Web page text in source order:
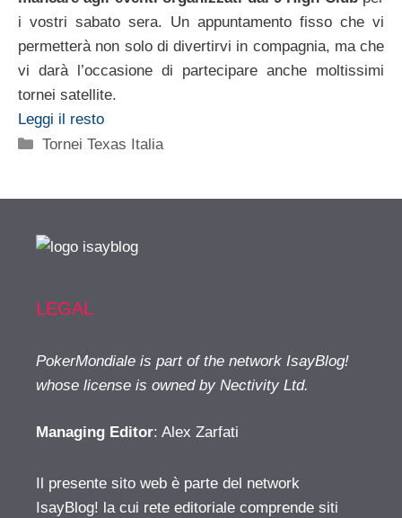
i vostri sabato sera. Un appuntamento fisso che vi
permetterà non solo di divertirvi in compagnia, ma che
vi darà l’occasione di partecipare anche moltissimi
tornei satellite.
Leggi il resto
Categorie
Tornei Texas Italia
LEGAL
PokerMondiale is part of the network IsayBlog!
whose license is owned by Nectivity Ltd.
Managing Editor: Alex Zarfati
Il presente sito web è parte del network
IsayBlog! la cui rete editoriale comprende siti